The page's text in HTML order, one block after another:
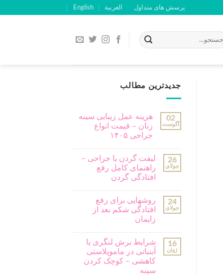
پرسش های متداول العربية English
جدیدترین مطالب
02
آگوست
هزینه عمل زیبایی سینه
زنان – قیمت انواع
جراحی ۱۴۰۵
26
جولای
لیفت گردن با جراحی –
راهنمای کامل رفع
افتادگی گردن
24
جولای
روشهایی برای رفع
افتادگی شکم بعد از
زایمان
16
ژوئن
شرایط برش لنگری یا
آبنباتی در ماموپلاستی
کاهشی – کوچک کردن
سینه